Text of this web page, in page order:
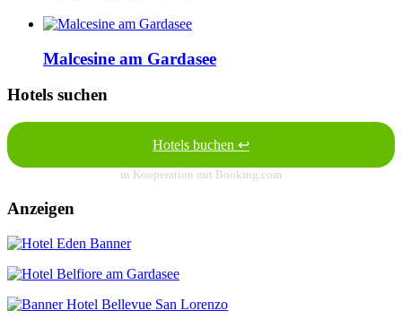
Malcesine am Gardasee
Hotels suchen
Hotels buchen ↩
in Kooperation mit Booking.com
Anzeigen